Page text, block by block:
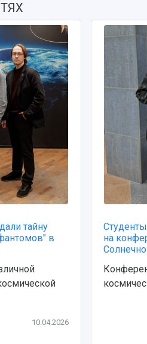
тайну
в
10.04.2026
на